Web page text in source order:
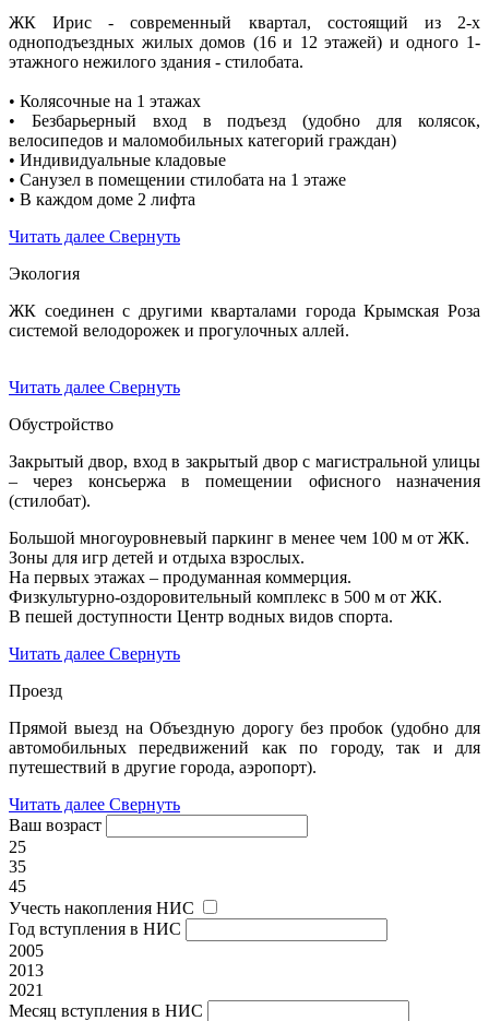
ЖК Ирис - современный квартал, состоящий из 2-х
одноподъездных жилых домов (16 и 12 этажей) и одного 1-
этажного нежилого здания - стилобата.
• Колясочные на 1 этажах
• Безбарьерный вход в подъезд (удобно для колясок,
велосипедов и маломобильных категорий граждан)
• Индивидуальные кладовые
• Санузел в помещении стилобата на 1 этаже
• В каждом доме 2 лифта
Читать далее Свернуть
Экология
ЖК соединен с другими кварталами города Крымская Роза
системой велодорожек и прогулочных аллей.
Читать далее Свернуть
Обустройство
Закрытый двор, вход в закрытый двор с магистральной улицы
– через консьержа в помещении офисного назначения
(стилобат).
Большой многоуровневый паркинг в менее чем 100 м от ЖК.
Зоны для игр детей и отдыха взрослых.
На первых этажах – продуманная коммерция.
Физкультурно-оздоровительный комплекс в 500 м от ЖК.
В пешей доступности Центр водных видов спорта.
Читать далее Свернуть
Проезд
Прямой выезд на Объездную дорогу без пробок (удобно для
автомобильных передвижений как по городу, так и для
путешествий в другие города, аэропорт).
Читать далее Свернуть
Ваш возраст
25
35
45
Учесть накопления НИС
Год вступления в НИС
2005
2013
2021
Месяц вступления в НИС